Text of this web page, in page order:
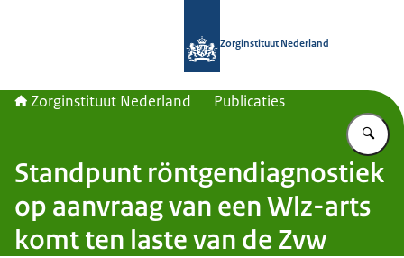
Zorginstituut Nederland
Zorginstituut Nederland Publicaties
Standpunt röntgendiagnostiek
op aanvraag van een Wlz-arts
komt ten laste van de Zvw